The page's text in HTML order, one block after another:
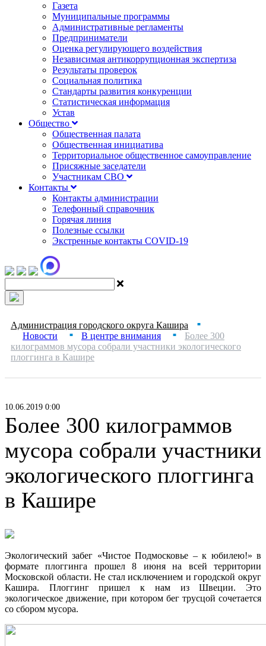
Газета
Муниципальные программы
Административные регламенты
Предприниматели
Оценка регулирующего воздействия
Независимая антикоррупционная экспертиза
Результаты проверок
Социальная политика
Стандарты развития конкуренции
Статистическая информация
Устав
Общество
Общественная палата
Общественная инициатива
Территориальное общественное самоуправление
Присяжные заседатели
Участникам СВО
Контакты
Контакты администрации
Телефонный справочник
Горячая линия
Полезные ссылки
Экстренные контакты COVID-19
Администрация городского округа Кашира ■
Новости ■ В центре внимания ■
Более 300
килограммов мусора собрали участники экологического
плоггинга в Кашире
10.06.2019 0:00
Более 300 килограммов
мусора собрали участники
экологического плоггинга
в Кашире
Экологический забег «Чистое Подмосковье – к юбилею!» в
формате плоггинга прошел 8 июня на всей территории
Московской области. Не стал исключением и городской округ
Кашира. Плоггинг пришел к нам из Швеции. Это
экологическое движение, при котором бег трусцой сочетается
со сбором мусора.